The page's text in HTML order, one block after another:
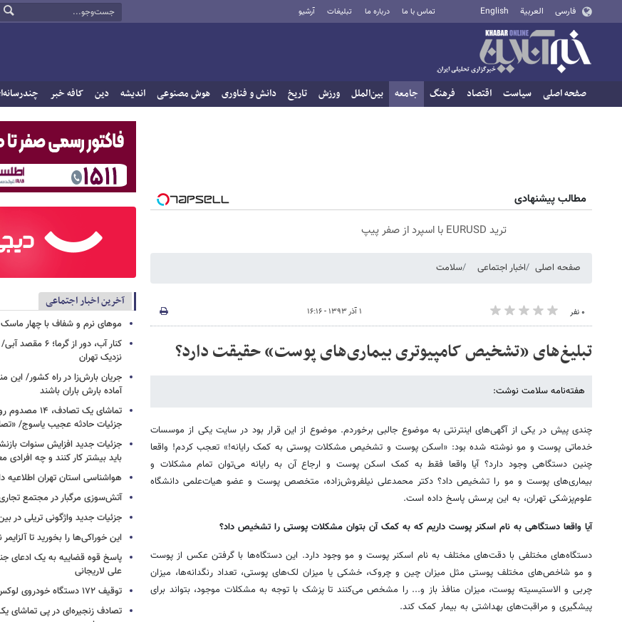
فارسی العربية English تماس با ما درباره ما تبلیغات آرشیو
صفحه اصلی سیاست اقتصاد فرهنگ جامعه بین‌الملل ورزش تاریخ دانش و فناوری هوش مصنوعی اندیشه دین کافه خبر
مطالب پیشنهادی
ترید EURUSD با اسپرد از صفر پیپ
صفحه اصلی اخبار اجتماعی سلامت
۰ نفر ۱ آذر ۱۳۹۳ - ۱۶:۱۶
تبلیغ‌های «تشخیص کامپیوتری بیماری‌های پوست» حقیقت دارد؟
هفته‌نامه سلامت نوشت:
چندی پیش در یکی از ‌آگهی‌های اینترنتی به موضوع جالبی بر‌خوردم. موضوع از این قرار بود در سایت یکی از موسسات
خدماتی پوست و مو نوشته شده بود: «اسکن پوست و تشخیص مشکلات پوستی به کمک رایانه!» تعجب کردم! واقعا
چنین دستگاهی وجود دارد؟ آیا واقعا فقط به کمک اسکن پوست و ارجاع آن به رایانه می‌توان تمام مشکلات و
بیماری‌های پوست و مو را تشخیص داد؟ دکتر محمدعلی نیلفروش‌زاده، متخصص پوست و عضو هیات‌علمی دانشگاه
علوم‌پزشکی تهران، به این پرسش پاسخ داده است.
آیا واقعا دستگاهی به نام اسکنر پوست داریم که به کمک آن بتوان مشکلات پوستی را تشخیص داد؟
دستگاه‌های مختلفی با دقت‌های مختلف به نام اسکنر پوست و مو وجود دارد. این دستگاه‌ها با گرفتن عکس از پوست
و مو شاخص‌های مختلف پوستی مثل میزان چین و چروک، خشکی یا میزان لک‌های پوستی، تعداد رنگدانه‌ها، میزان
چربی و الاستیسیته پوست، میزان منافذ باز و... را مشخص می‌کنند تا پزشک با توجه به مشکلات موجود، بتواند برای
پیشگیری و مراقبت‌های بهداشتی به بیمار کمک کند.
آخرین اخبار اجتماعی
موهای نرم و شفاف با چهار
کنار آب، دور از
نزدیک تهران
جریان بارش‌زا در راه کشور/ این
آماده بارش باران باشند
تماشای یک
جزئیات حادثه عجیب یاسوج/
جزئیات جدید افزایش سنوات
باید بیشتر کار کنند و چه
هواشناسی استان تهران اطلاعیه
آتش‌سوزی مرگبار در مجتمع
جزئیات جدید واژگونی تریلی در
این خوراکی‌ها را بخورید تا آلزایمر
پاسخ قوه قضاییه به یک ادعای
علی لاریجانی
توقیف ۱۷۲ دستگاه خودروی لوکس و آپارتمان
تصادف زنجیره‌ای در پی تماشای